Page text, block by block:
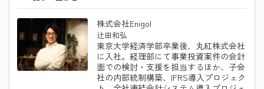
株式会社Enigol
辻田和弘
東京大学経済学部卒業後、丸紅株式会社
に入社。経理部にて事業投資案件の会計
面での検討・支援を担当するほか、子会
社の内部統制構築、IFRS導入プロジェク